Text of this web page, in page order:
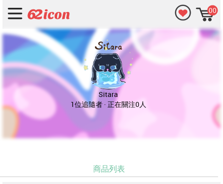
00
Sitara
1位追隨者 · 正在關注0人
商品列表